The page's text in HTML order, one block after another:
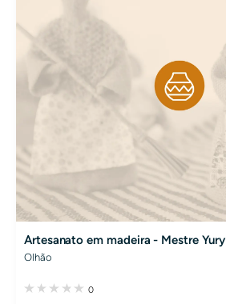
Artesanato em madeira - Mestre Yury
Olhão
0